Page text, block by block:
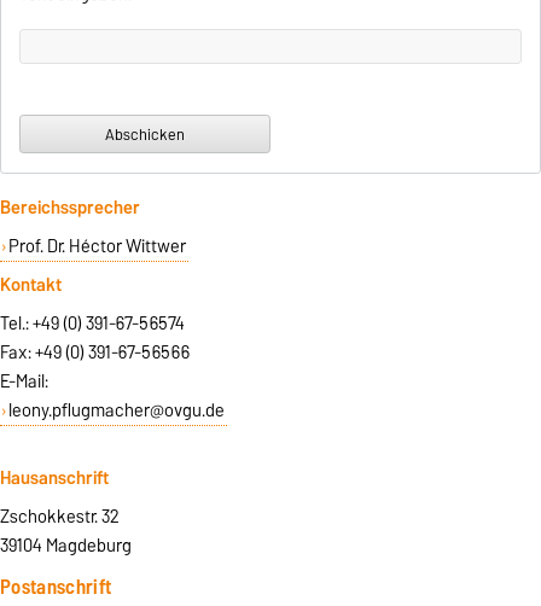
Bereichssprecher
Prof. Dr. Héctor Wittwer
Kontakt
Tel.: +49 (0) 391-67-56574
Fax: +49 (0) 391-67-56566
E-Mail:
leony.pflugmacher@ovgu.de
Hausanschrift
Zschokkestr. 32
39104 Magdeburg
Postanschrift